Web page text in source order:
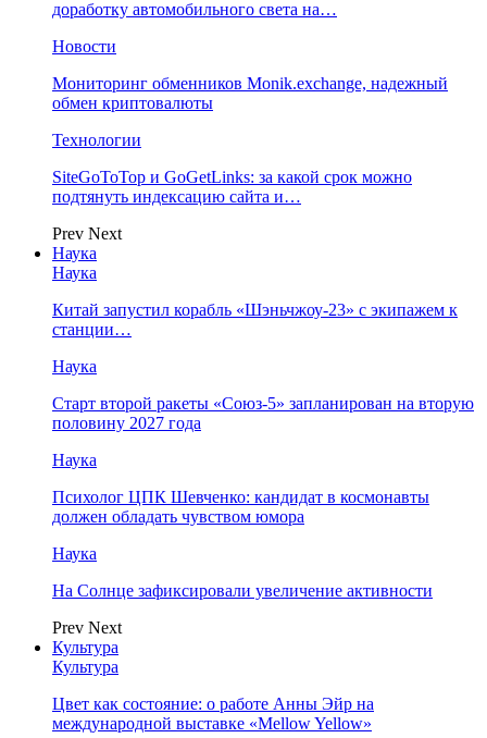
доработку автомобильного света на…
Новости
Мониторинг обменников Monik.exchange, надежный
обмен криптовалюты
Технологии
SiteGoToTop и GoGetLinks: за какой срок можно
подтянуть индексацию сайта и…
Prev Next
Наука
Наука
Китай запустил корабль «Шэньчжоу-23» с экипажем к
станции…
Наука
Старт второй ракеты «Союз-5» запланирован на вторую
половину 2027 года
Наука
Психолог ЦПК Шевченко: кандидат в космонавты
должен обладать чувством юмора
Наука
На Солнце зафиксировали увеличение активности
Prev Next
Культура
Культура
Цвет как состояние: о работе Анны Эйр на
международной выставке «Mellow Yellow»